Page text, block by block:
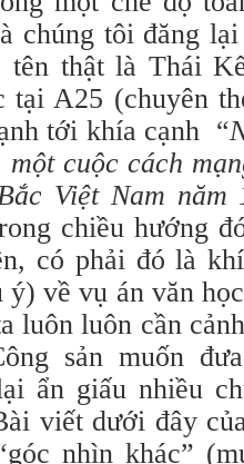
chúng tôi đăng
tên thật là Thái
tại A25 (chuyên
tới khía cạnh “
cuộc cách
Việt Nam năm
chiều hướng
có phải đó là
ý) về vụ án văn
luôn luôn cần
sản muốn
ẩn giấu nhiều
viết dưới đây
nhìn khác”